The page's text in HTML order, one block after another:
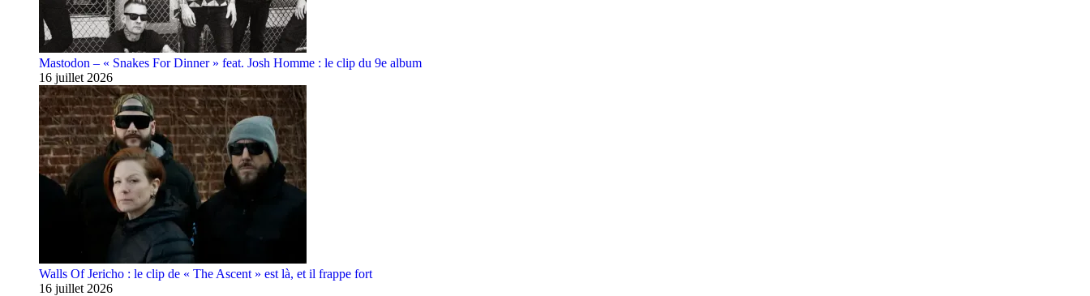
Mastodon – « Snakes For Dinner » feat. Josh Homme : le clip du 9e album
16 juillet 2026
Walls Of Jericho : le clip de « The Ascent » est là, et il frappe fort
16 juillet 2026